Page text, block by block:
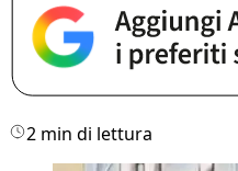
2 min di lettura